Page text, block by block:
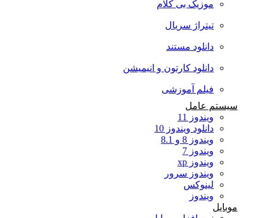
موزیک بی کلام
تیتراژ سریال
دانلود مستند
دانلود کارتون و انیمیشن
فیلم آموزشی
سیستم عامل
ویندوز 11
دانلود ویندوز 10
ویندوز 8 و 8.1
ویندوز 7
ویندوز xp
ویندوز سرور
لینوکس
ویندوز
موبایل